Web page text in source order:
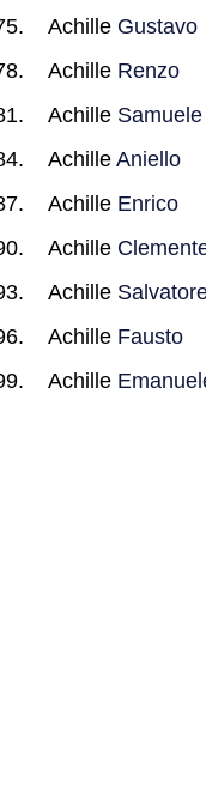
Achille Gustavo
Achille Renzo
Achille Samuele
AchilleAniello
Achille Enrico
Achille
Achille
Achille Fausto
Achille